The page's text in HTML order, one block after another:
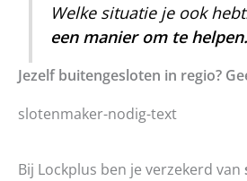
Welke situatie je ook
een manier om te helpen.
Jezelf buitengesloten in regio?
slotenmaker-nodig-text
Bij Lockplus ben je verzekerd van